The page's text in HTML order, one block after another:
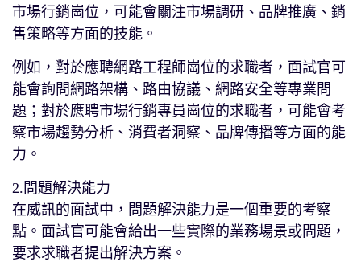
市場行銷崗位，可能會關注市場調研、品牌推廣、銷
售策略等方面的技能。
例如，對於應聘網路工程師崗位的求職者，面試官可
能會詢問網路架構、路由協議、網路安全等專業問
題；對於應聘市場行銷專員崗位的求職者，可能會考
察市場趨勢分析、消費者洞察、品牌傳播等方面的能
力。
2.問題解決能力
在威訊的面試中，問題解決能力是一個重要的考察
點。面試官可能會給出一些實際的業務場景或問題，
要求求職者提出解決方案。